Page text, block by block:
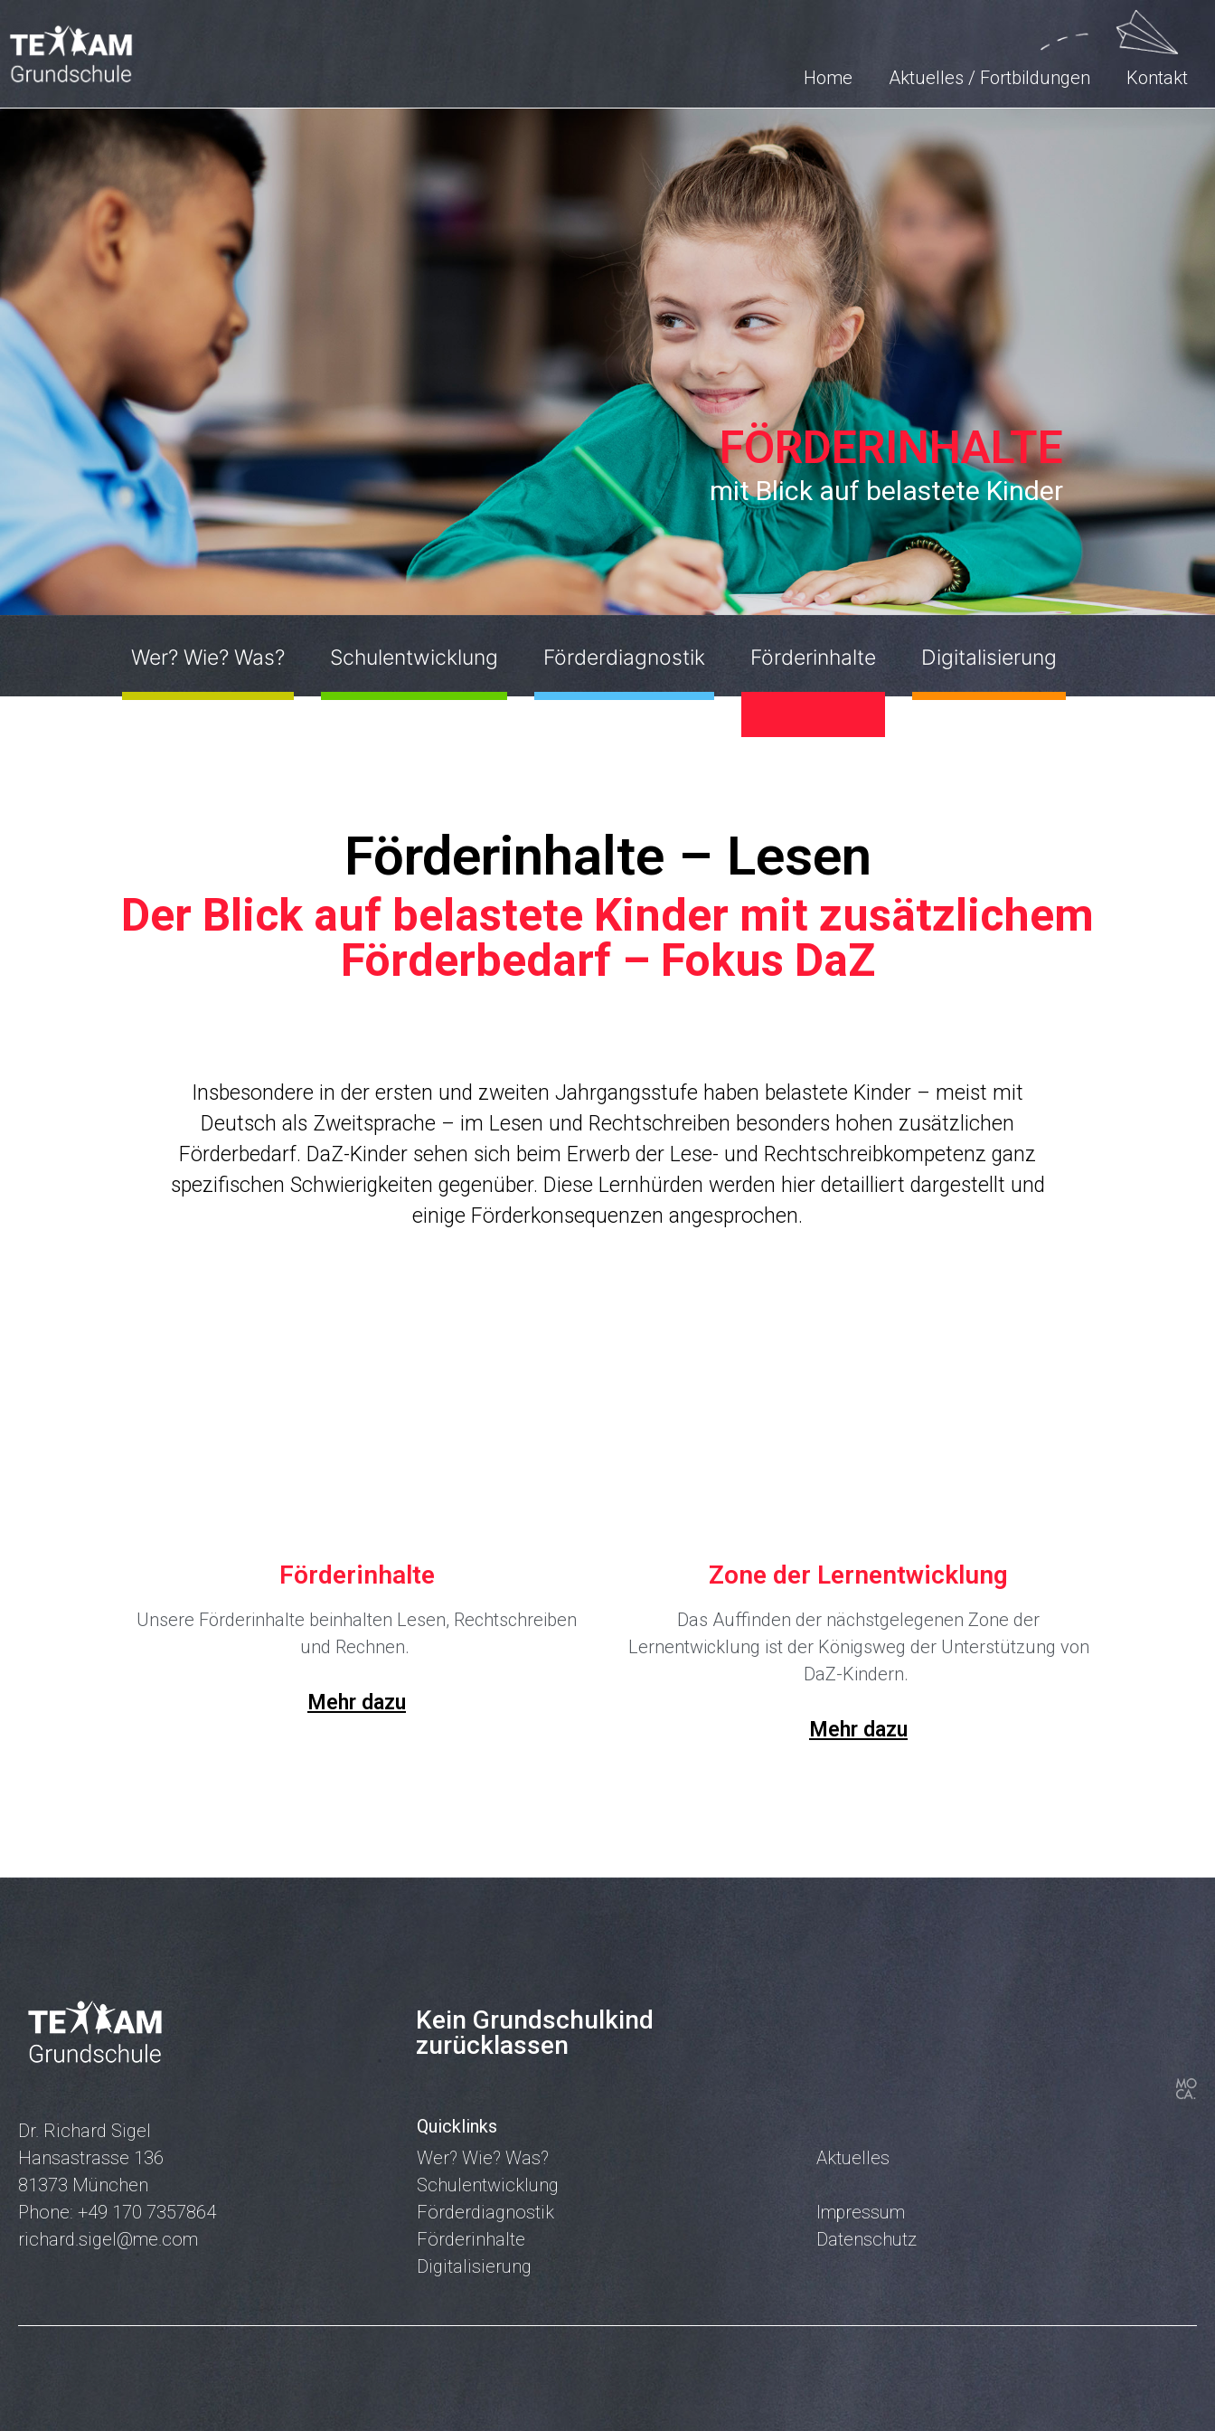
Home Aktuelles / Fortbildungen Kontakt
FÖRDERINHALTE
mit Blick auf belastete Kinder
Wer? Wie? Was? Schulentwicklung Förderdiagnostik Förderinhalte Digitalisierung
Förderinhalte – Lesen
Der Blick auf belastete Kinder mit zusätzlichem
Förderbedarf – Fokus DaZ
Insbesondere in der ersten und zweiten Jahrgangsstufe haben belastete Kinder – meist mit
Deutsch als Zweitsprache – im Lesen und Rechtschreiben besonders hohen zusätzlichen
Förderbedarf. DaZ-Kinder sehen sich beim Erwerb der Lese- und Rechtschreibkompetenz ganz
spezifischen Schwierigkeiten gegenüber. Diese Lernhürden werden hier detailliert dargestellt und
einige Förderkonsequenzen angesprochen.
Förderinhalte
Unsere Förderinhalte beinhalten Lesen, Rechtschreiben
und Rechnen.
Mehr dazu
Zone der Lernentwicklung
Das Auffinden der nächstgelegenen Zone der
Lernentwicklung ist der Königsweg der Unterstützung von
DaZ-Kindern.
Mehr dazu
Kein Grundschulkind
zurücklassen
Dr. Richard Sigel
Hansastrasse 136
81373 München
Phone: +49 170 7357864
richard.sigel@me.com
Quicklinks
Wer? Wie? Was?
Schulentwicklung
Förderdiagnostik
Förderinhalte
Digitalisierung
Aktuelles
Impressum
Datenschutz